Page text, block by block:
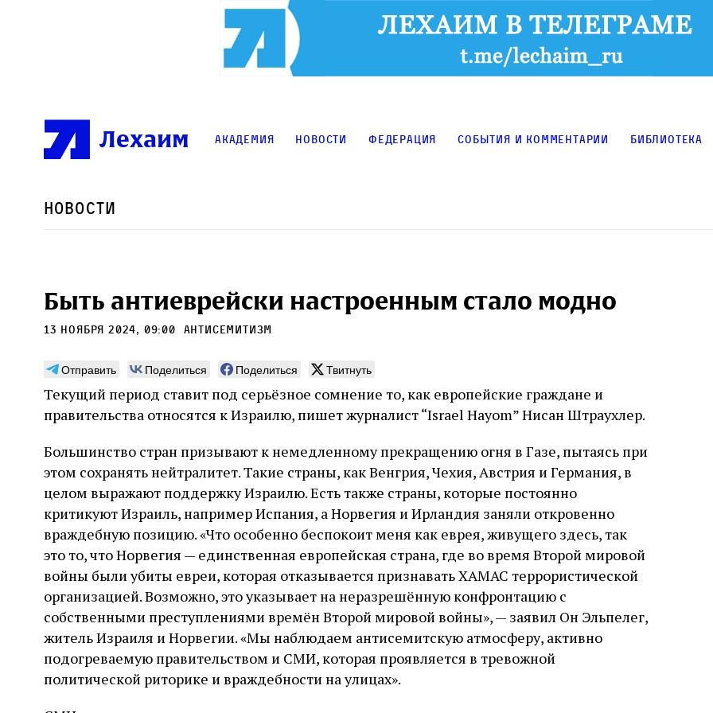
Лехаим Академия Новости Федерация События и комментарии Библиотека
Новости
Быть антиеврейски настроенным стало модно
13 ноября 2024, 09:00 антисемитизм
Отправить Поделиться Поделиться Твитнуть
Текущий период ставит под серьёзное сомнение то, как европейские граждане и
правительства относятся к Израилю, пишет журналист “Israel Hayom” Нисан Штраухлер.
Большинство стран призывают к немедленному прекращению огня в Газе, пытаясь при
этом сохранять нейтралитет. Такие страны, как Венгрия, Чехия, Австрия и Германия, в
целом выражают поддержку Израилю. Есть также страны, которые постоянно
критикуют Израиль, например Испания, а Норвегия и Ирландия заняли откровенно
враждебную позицию. «Что особенно беспокоит меня как еврея, живущего здесь, так
это то, что Норвегия — единственная европейская страна, где во время Второй мировой
войны были убиты евреи, которая отказывается признавать ХАМАС террористической
организацией. Возможно, это указывает на неразрешённую конфронтацию с
собственными преступлениями времён Второй мировой войны», — заявил Он Эльпелег,
житель Израиля и Норвегии. «Мы наблюдаем антисемитскую атмосферу, активно
подогреваемую правительством и СМИ, которая проявляется в тревожной
политической риторике и враждебности на улицах».
Погромы 1929 года:
неделя, изменившая
судьбу еврейского ишува
Примерно за полторы недели до начала
погромов Ребе совершал поездку по святым
местам Эрец‑Исраэль. Он посетил, в
частности, Пещеру праотцев и Западную
стену. Он, несомненно, почувствовал
необычайное напряжение и сознательно
отказался приходить к Стене в Тиша бе‑Ав,
чтобы не собирать вокруг себя большое
количество хасидов и жителей города и тем
самым не усиливать напряжённость
5 августа Проверено временем
Александр
Ицкович
Монтажник фирмы «Топф
и сыновья»
По мере того как росло количество
концентрационных лагерей и узников
становилось все больше, без кремационных
печей Прюфера было не обойтись. Cжигая
тела прямо в лагере, нацисты не только
оставались верны своему архаичному культу
смерти, но и скрывали от населения соседних
городов, сколько узников погибало каждый
2 августа Неразрезанные страницы
Фредиано Сесси. Перевод с итальянского
Ксении Тименчик
Еврейская звезда
Буэнос‑Айреса
В этой атмосфере напряжения
еврейская община
символический жест: в
полковника устанавливает на
бронзовую плиту с ангелом,
иврите. Это был акт
лояльности: демонстрация
осуждает радикалов и
7 августа